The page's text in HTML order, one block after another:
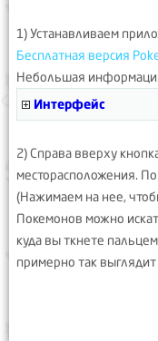
1) Устанавливаем
Бесплатная версия
Небольшая
Интерфейс
2) Справа вверху
месторасположения.
(Нажимаем на нее,
Покемонов можно
куда вы ткнете
примерно так выглядит